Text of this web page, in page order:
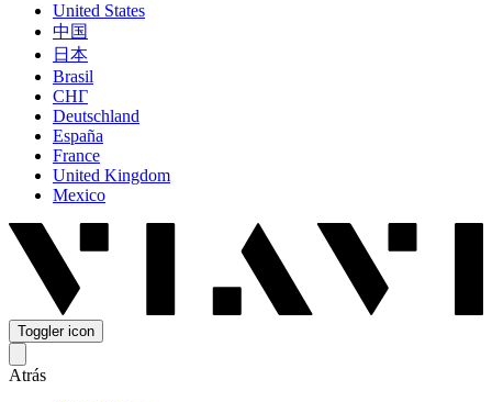
United States
中国
日本
Brasil
СНГ
Deutschland
España
France
United Kingdom
Mexico
Toggler icon
Atrás